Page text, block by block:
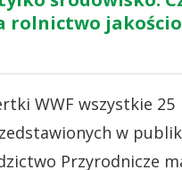
rolnictwo
WWF wszystkie 25
w
Przyrodnicze